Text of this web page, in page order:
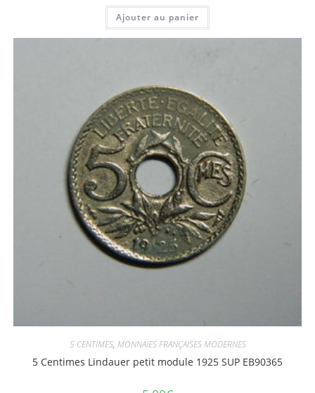
Ajouter au panier
5 CENTIMES, MONNAIES FRANÇAISES MODERNES
5 Centimes Lindauer petit module 1925 SUP EB90365